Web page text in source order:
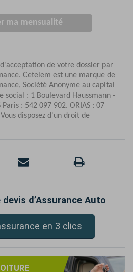
d’Assurance Auto
en 3 clics